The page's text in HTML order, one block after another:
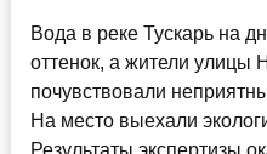
Вода в реке Тускарь на
оттенок, а жители
почувствовали
На место выехали
Результаты экспертизы